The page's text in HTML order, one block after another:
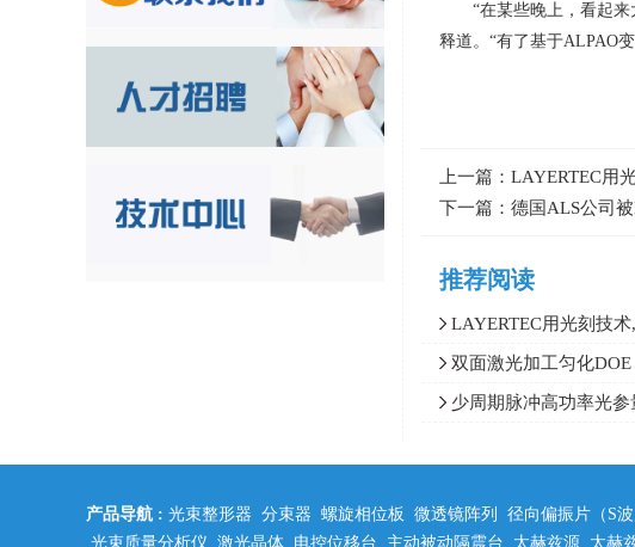
“在某些晚上，看起
释道。 “有了基于ALPAO
上一篇： LAYERTEC用
下一篇： 德国ALS公司
推荐阅读
LAYERTEC用光刻技
镀膜,适用点状分光镜和多
双面激光加工匀化
器加分束器实现双面加工
少周期脉冲高功率光
产品导航 : 光束整形器 分束器 螺旋相位板 微透镜阵列 径向偏振片（S波
光束质量分析仪 激光晶体 电控位移台 主动被动隔震台 太赫兹源 太赫